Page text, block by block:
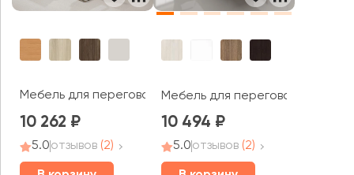
Мебель для переговорных Агат
10 262
5.0отзывов (2)
Мебель для переговорных
10 494
5.0отзывов (2)